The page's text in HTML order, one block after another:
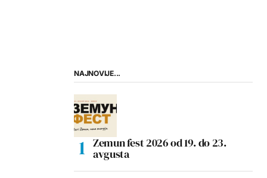
NAJNOVIJE...
Zemun fest 2026 od 19. do 23.
avgusta